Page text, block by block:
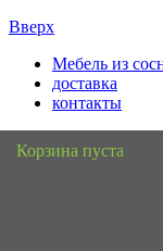
Вверх
Мебель из
доставка
контакты
Мебель
Интернет
Корзина пуста